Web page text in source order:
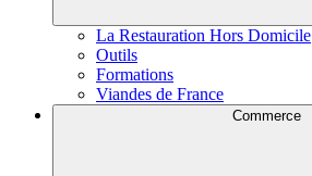
La Restauration Hors Domicile
Outils
Formations
Viandes de France
Commerce